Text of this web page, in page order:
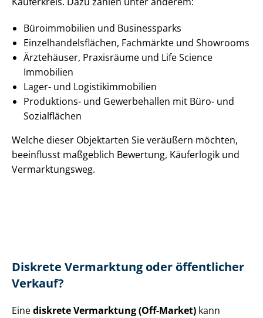
Büroimmobilien und Businessparks
Ein­zel­han­dels­flä­chen, Fachmärkte und Showrooms
Ärztehäuser, Praxisräume und Life Science
Immobilien
Lager- und Lo­gis­tik­im­mo­bi­li­en
Produktions- und Gewerbehallen mit Büro- und
Sozialflächen
Welche dieser Objektarten Sie veräußern möchten,
beeinflusst maßgeblich Bewertung, Käuferlogik und
Vermarktungsweg.
Diskrete Vermarktung oder öffentlicher
Verkauf?
Einediskrete Vermarktung (Off-Market) kann